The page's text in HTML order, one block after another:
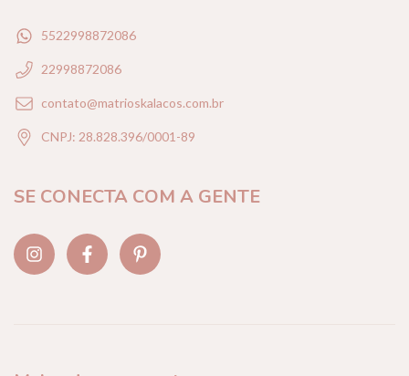
5522998872086
22998872086
contato@matrioskalacos.com.br
CNPJ: 28.828.396/0001-89
SE CONECTA COM A GENTE